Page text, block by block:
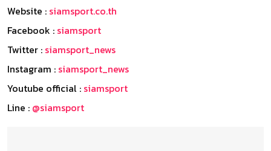
Website : siamsport.co.th
Facebook : siamsport
Twitter : siamsport_news
Instagram : siamsport_news
Youtube official : siamsport
Line : @siamsport